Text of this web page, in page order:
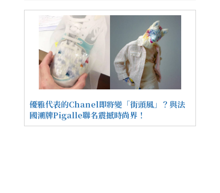
優雅代表的Chanel即將變「街頭風」？與法
國潮牌Pigalle聯名震撼時尚界！